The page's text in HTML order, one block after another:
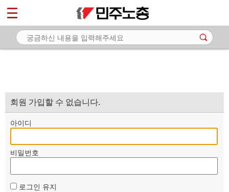
회원 가입할 수 없습니다.
아이디
비밀번호
로그인 유지
마이페이지
소개
자료
부설기관